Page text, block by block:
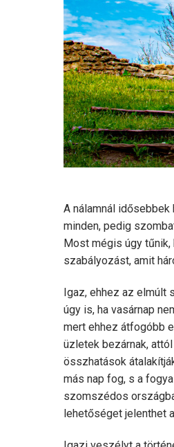
A nálamnál
minden, pedig
Most mégis úgy tűnik,
szabályozást, amit
Igaz, ehhez az elmúlt
úgy is, ha vasárnap
mert ehhez átfogóbb
üzletek bezárnak,
összhatások
más nap fog, s a
szomszédos
lehetőséget jelenthet